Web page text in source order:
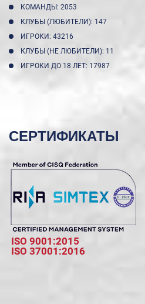
КОМАНДЫ: 2053
КЛУБЫ (ЛЮБИТЕЛИ): 147
ИГРОКИ: 43216
КЛУБЫ (НЕ ЛЮБИТЕЛИ): 11
ИГРОКИ ДО 18 ЛЕТ: 17987
СЕРТИФИКАТЫ
ISO 9001:2015
ISO 37001:2016